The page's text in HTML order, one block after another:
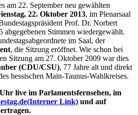
am 22. September neu gewählten
22. Oktober 2013, im Plenarsaal
Prof. Dr. Norbert
abgegebenen Stimmen wiedergewählt.
im Saal, der
, die Sitzung eröffnet. Wie schon bei
Sitzung am 27. Oktober 2009 war dies
(CDU/CSU), 77 Jahre alt und direkt
hessischen Main-Taunus-Wahlkreises.
live im Parlamentsfernsehen, im
(Interner Link) und auf